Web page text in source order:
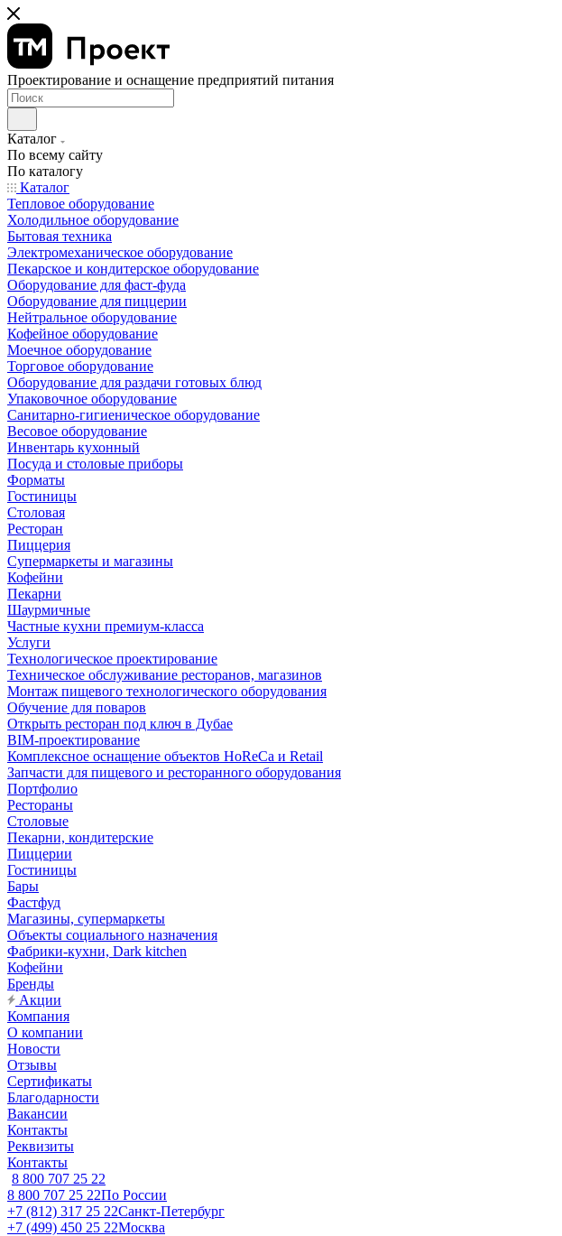
Проектирование и оснащение предприятий питания
Каталог
По всему сайту
По каталогу
Каталог
Тепловое оборудование
Холодильное оборудование
Бытовая техника
Электромеханическое оборудование
Пекарское и кондитерское оборудование
Оборудование для фаст-фуда
Оборудование для пиццерии
Нейтральное оборудование
Кофейное оборудование
Моечное оборудование
Торговое оборудование
Оборудование для раздачи готовых блюд
Упаковочное оборудование
Санитарно-гигиеническое оборудование
Весовое оборудование
Инвентарь кухонный
Посуда и столовые приборы
Форматы
Гостиницы
Столовая
Ресторан
Пиццерия
Супермаркеты и магазины
Кофейни
Пекарни
Шаурмичные
Частные кухни премиум-класса
Услуги
Технологическое проектирование
Техническое обслуживание ресторанов, магазинов
Монтаж пищевого технологического оборудования
Обучение для поваров
Открыть ресторан под ключ в Дубае
BIM-проектирование
Комплексное оснащение объектов HoReCa и Retail
Запчасти для пищевого и ресторанного оборудования
Портфолио
Рестораны
Столовые
Пекарни, кондитерские
Пиццерии
Гостиницы
Бары
Фастфуд
Магазины, супермаркеты
Объекты социального назначения
Фабрики-кухни, Dark kitchen
Кофейни
Бренды
Акции
Компания
О компании
Новости
Отзывы
Сертификаты
Благодарности
Вакансии
Контакты
Реквизиты
Контакты
8 800 707 25 22
8 800 707 25 22По России
+7 (812) 317 25 22Санкт-Петербург
+7 (499) 450 25 22Москва